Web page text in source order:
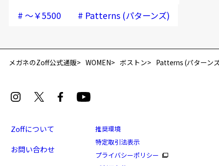
# ～￥5500 # Patterns (パターンズ)
メガネのZoff公式通販 WOMEN ボストン Patterns (パターン
Zoffについて
お問い合わせ
推奨環境
特定取引法表示
プライバシーポリシー